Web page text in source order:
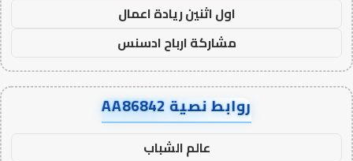
اول اثنين ريادة اعمال
مشاركة ارباح ادسنس
روابط نصية AA86842
عالم الشباب